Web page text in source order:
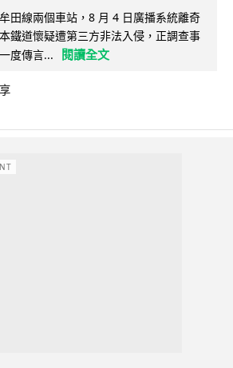
田線兩個車站，8 月 4 日廣播系統離奇
鐵道懷疑遭第三方非法入侵，正調查事
度傳言...
閱讀全文